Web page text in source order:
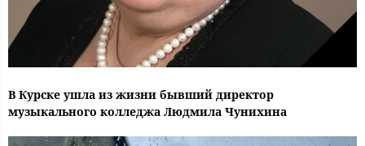
В Курске ушла из жизни бывший директор
музыкального колледжа Людмила Чунихина